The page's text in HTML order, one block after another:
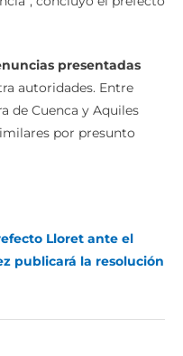
presentadas
autoridades. Entre
de Cuenca y Aquiles
por presunto
Lloret ante el
publicará la resolución